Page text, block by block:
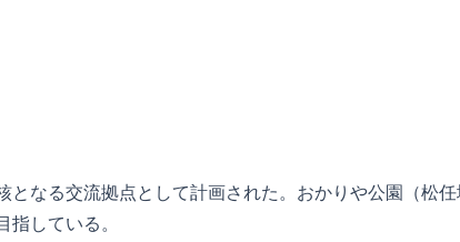
なる交流拠点として計画された。おかりや公園（松
している。